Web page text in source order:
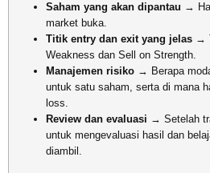
Saham yang akan dipantau →
market buka.
Titik entry dan exit yang jelas →
Weakness dan Sell on Strength.
Manajemen risiko → Berapa
untuk satu saham, serta di mana
loss.
Review dan evaluasi → Setelah
untuk mengevaluasi hasil dan
diambil.